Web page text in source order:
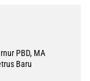
PBD, MA
Baru